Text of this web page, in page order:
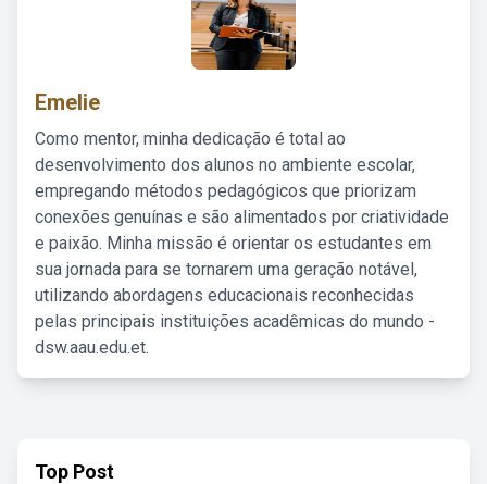
Emelie
Como mentor, minha dedicação é total ao
desenvolvimento dos alunos no ambiente escolar,
empregando métodos pedagógicos que priorizam
conexões genuínas e são alimentados por criatividade
e paixão. Minha missão é orientar os estudantes em
sua jornada para se tornarem uma geração notável,
utilizando abordagens educacionais reconhecidas
pelas principais instituições acadêmicas do mundo -
dsw.aau.edu.et.
Top Post